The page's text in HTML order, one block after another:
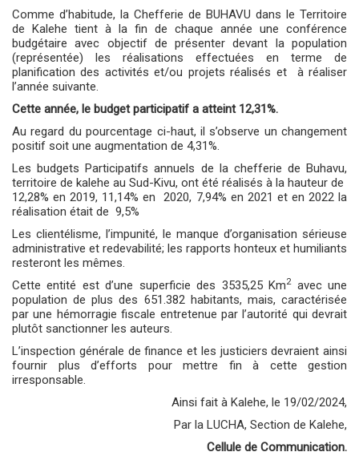
Comme d’habitude, la Chefferie de BUHAVU dans le Territoire
de Kalehe tient à la fin de chaque année une conférence
budgétaire avec objectif de présenter devant la population
(représentée) les réalisations effectuées en terme de
planification des activités et/ou projets réalisés et
à réaliser
l’année suivante.
Cette année, le budget participatif a atteint 12,31%.
Au regard du pourcentage ci-haut, il s’observe un changement
positif soit une augmentation de 4,31%.
Les budgets Participatifs annuels de la chefferie de Buhavu,
territoire de kalehe au Sud-Kivu, ont été réalisés à la hauteur de
12,28% en 2019, 11,14% en
2020, 7,94% en 2021 et en 2022 la
réalisation était de 9,5%
Les clientélisme, l’impunité, le manque d’organisation sérieuse
administrative et redevabilité; les rapports honteux et humiliants
resteront les mêmes.
Cette entité est d’une superficie des 3535,25 Km2avec une
population de plus des 651.382 habitants, mais, caractérisée
par une hémorragie fiscale entretenue par l’autorité qui devrait
plutôt sanctionner les auteurs.
L’inspection générale de finance et les justiciers devraient ainsi
fournir plus d’efforts pour mettre fin à cette gestion
irresponsable.
Ainsi fait à Kalehe, le 19/02/2024,
Par la LUCHA, Section de Kalehe,
Cellule de Communication.